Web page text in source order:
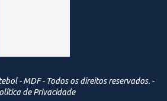
- MDF - Todos os direitos reservados. -
de Privacidade